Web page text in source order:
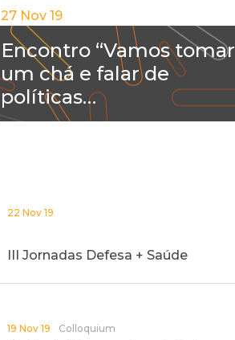
27 Nov 19
Encontro “Vamos tomar
um chá e falar de
políticas…
22 Nov 19
III Jornadas Defesa + Saúde
19 Nov 19 Colloquium